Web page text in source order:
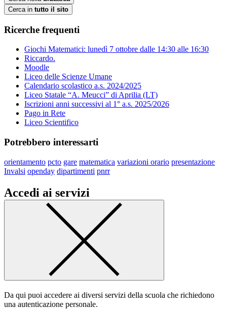
Cerca in tutto il sito
Ricerche frequenti
Giochi Matematici: lunedì 7 ottobre dalle 14:30 alle 16:30
Riccardo.
Moodle
Liceo delle Scienze Umane
Calendario scolastico a.s. 2024/2025
Liceo Statale “A. Meucci” di Aprilia (LT)
Iscrizioni anni successivi al 1° a.s. 2025/2026
Pago in Rete
Liceo Scientifico
Potrebbero interessarti
orientamento pcto gare matematica variazioni orario presentazione
Invalsi openday dipartimenti pnrr
Accedi ai servizi
Da qui puoi accedere ai diversi servizi della scuola che richiedono
una autenticazione personale.